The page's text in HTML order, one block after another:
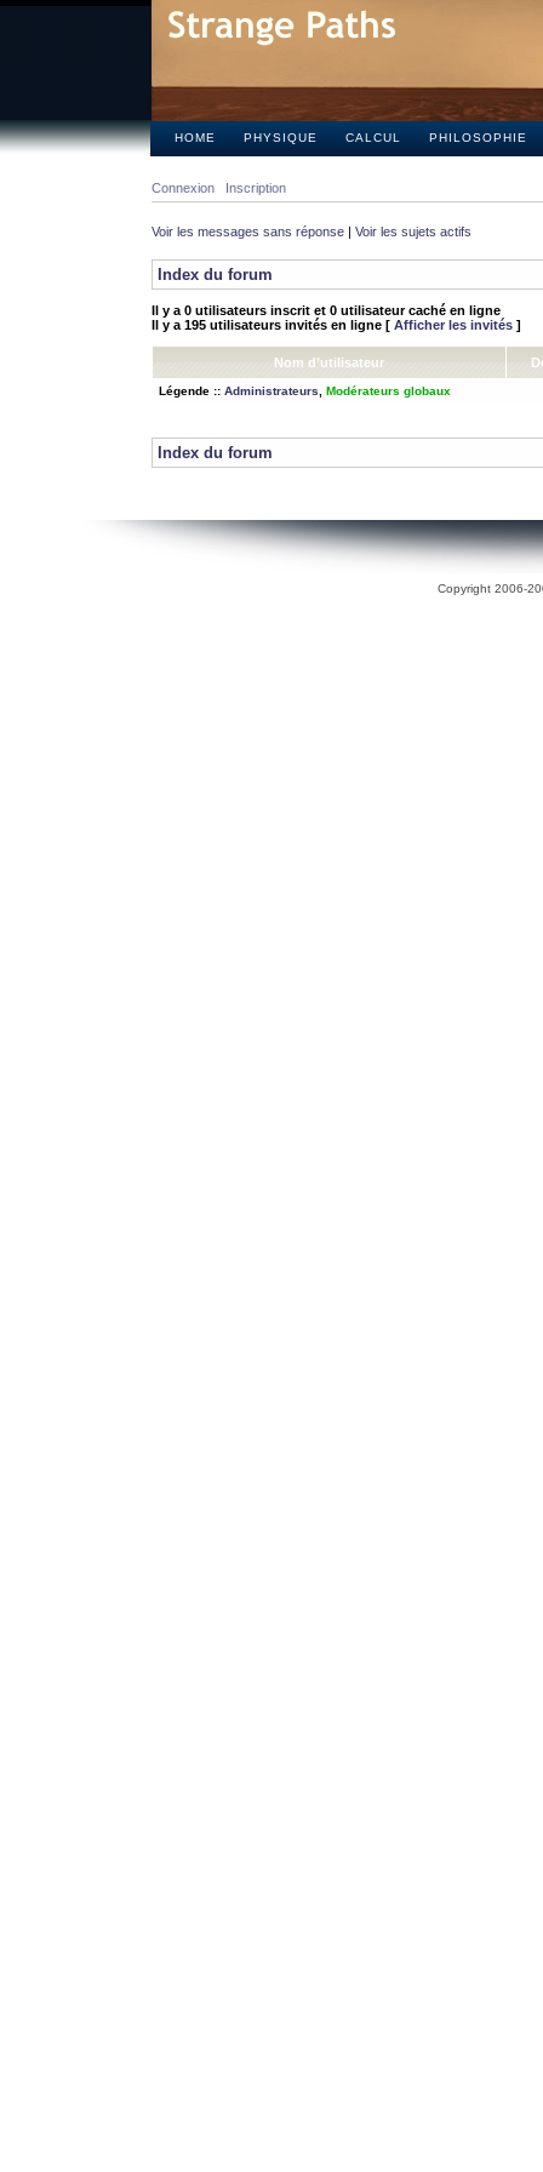
HOME PHYSIQUE CALCUL PHILOSOPHIE
Connexion Inscription
Voir les messages sans réponse | Voir les sujets actifs
Index du forum
Il y a 0 utilisateurs inscrit et 0 utilisateur caché en ligne
Il y a 195 utilisateurs invités en ligne [ Afficher les invités ]
Nom d’utilisateur
Légende :: Administrateurs Modérateurs globaux
Index du forum
Copyright 2006-